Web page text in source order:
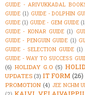
GUIDE - ARIVUKKADAL
GUIDE (1) GUIDE - DOLPHIN
GUIDE (1) GUIDE - GEM GUIDE
GUIDE - KONAR GUIDE (1)
GUIDE - PENGUIN GUIDE (1)
GUIDE - SELECTION GUIDE (1)
GUIDE - WAY TO SUCCESS
(6) HOLIDAY G.O (5)
UPDATES (3) IT FORM (26)
PROMOTION (4) JEE NCHM